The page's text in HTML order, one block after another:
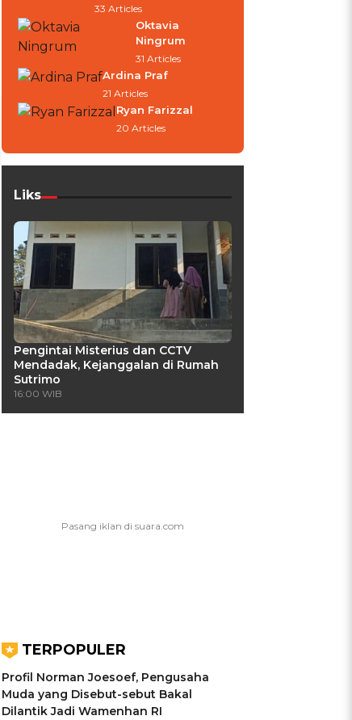
33 Articles
Oktavia
Ningrum
31 Articles
Ardina Praf
21 Articles
Ryan Farizzal
20 Articles
Liks
Pengintai Misterius dan CCTV
Mendadak, Kejanggalan di Rumah
Sutrimo
16:00 WIB
TERPOPULER
Profil Norman Joesoef, Pengusaha
Muda yang Disebut-sebut Bakal
Dilantik Jadi Wamenhan RI